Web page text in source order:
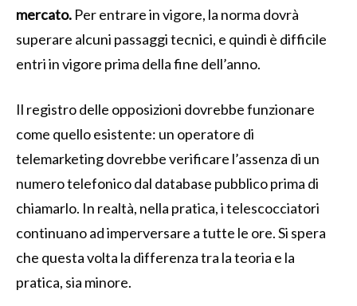
mercato. Per entrare in vigore, la norma dovrà
superare alcuni passaggi tecnici, e quindi è difficile
entri in vigore prima della fine dell’anno.
Il registro delle opposizioni dovrebbe funzionare
come quello esistente: un operatore di
telemarketing dovrebbe verificare l’assenza di un
numero telefonico dal database pubblico prima di
chiamarlo. In realtà, nella pratica, i telescocciatori
continuano ad imperversare a tutte le ore. Si spera
che questa volta la differenza tra la teoria e la
pratica, sia minore.